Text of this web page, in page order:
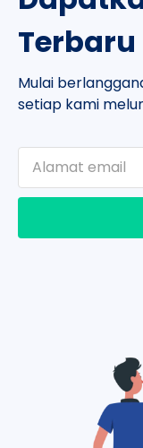
Terbaru
Mulai
setiap kami